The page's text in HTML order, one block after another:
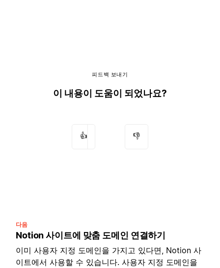
피드백 보내기
이 내용이 도움이 되었나요?
👍 👎
다음
Notion 사이트에 맞춤 도메인 연결하기
이미 사용자 지정 도메인을 가지고 있다면, Notion 사
이트에서 사용할 수 있습니다. 사용자 지정 도메인을